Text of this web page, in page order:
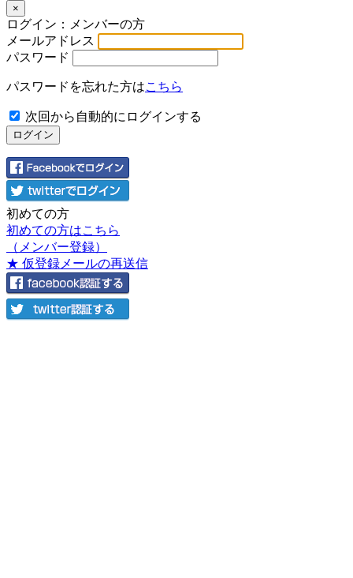
×
ログイン：メンバーの方
メールアドレス
パスワード
パスワードを忘れた方はこちら
次回から自動的にログインする
初めての方
初めての方はこちら
（メンバー登録）
★ 仮登録メールの再送信